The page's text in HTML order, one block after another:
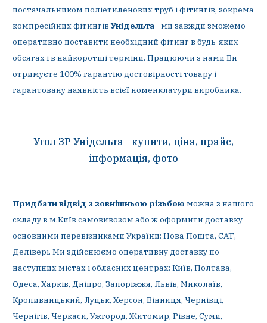
постачальником поліетиленових труб і фітингів, зокрема
компресійних фітингівУнідельта - ми завжди зможемо
оперативно поставити необхідний фітинг в будь-яких
обсягах і в найкоротші терміни. Працюючи з нами Ви
отримуєте 100% гарантію достовірності товару і
гарантовану наявність всієї номенклатури виробника.
Угол ЗР Унідельта - купити, ціна, прайс,
інформація, фото
Придбати відвід з зовнішньою різьбою можна з нашого
складу в м.Київ самовивозом або ж оформити доставку
основними перевізниками України: Нова Пошта, САТ,
Делівері. Ми здійснюємо оперативну доставку по
наступних містах і обласних центрах: Київ, Полтава,
Одеса, Харків, Дніпро, Запоріжжя, Львів, Миколаїв,
Кропивницький, Луцьк, Херсон, Вінниця, Чернівці,
Чернігів, Черкаси, Ужгород, Житомир, Рівне, Суми,